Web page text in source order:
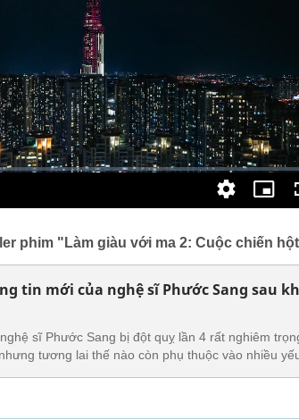
phim "Làm giàu với ma 2: Cuộc chiến
tin mới của nghệ sĩ Phước Sang sau
sĩ Phước Sang bị đột quỵ lần 4 rất nghiêm
tương lai thế nào còn phụ thuộc vào nhiều